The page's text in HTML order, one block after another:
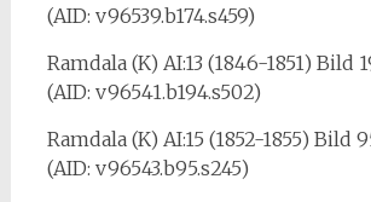
(AID: v96539.b174.s459)
Ramdala (K) AI:13 (1846-1851) Bild
(AID: v96541.b194.s502)
Ramdala (K) AI:15 (1852-1855) Bild
(AID: v96543.b95.s245)